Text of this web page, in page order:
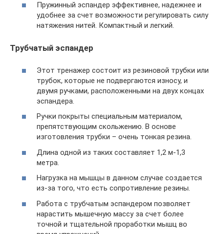
Пружинный эспандер эффективнее, надежнее и
удобнее за счет возможности регулировать силу
натяжения нитей. Компактный и легкий.
Трубчатый эспандер
Этот тренажер состоит из резиновой трубки или
трубок, которые не подвергаются износу, и
двумя ручками, расположенными на двух концах
эспандера.
Ручки покрыты специальным материалом,
препятствующим скольжению. В основе
изготовления трубки – очень тонкая резина.
Длина одной из таких составляет 1,2 м-1,3
метра.
Нагрузка на мышцы в данном случае создается
из-за того, что есть сопротивление резины.
Работа с трубчатым эспандером позволяет
нарастить мышечную массу за счет более
точной и тщательной проработки мышц во